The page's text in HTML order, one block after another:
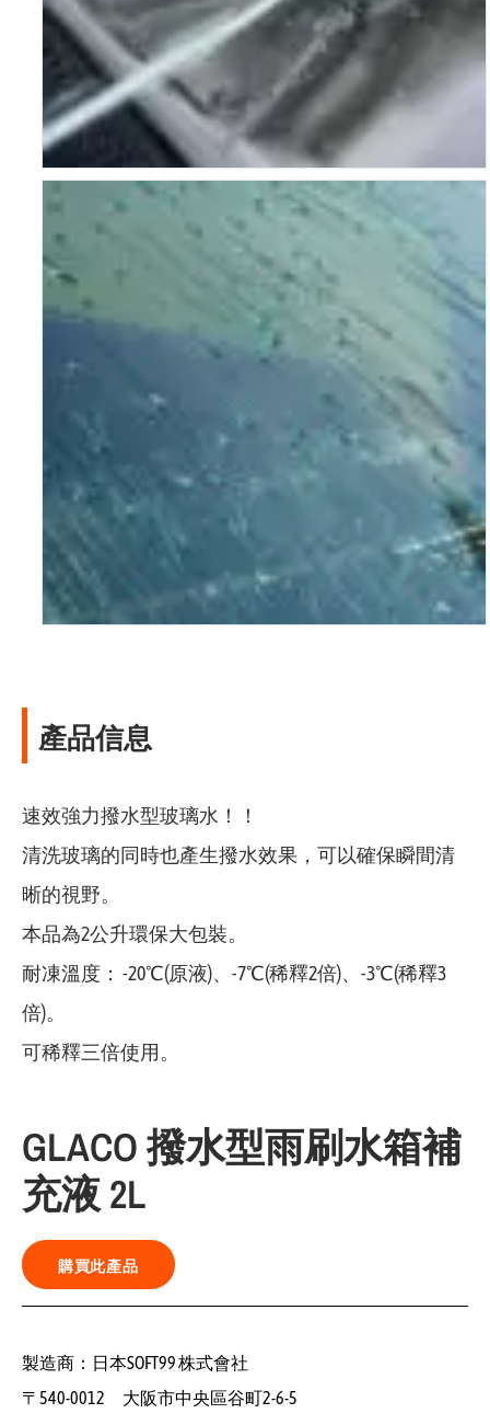
產品信息
速效強力撥水型玻璃水！！
清洗玻璃的同時也產生撥水效果，可以確保瞬間清
晰的視野。
本品為2公升環保大包裝。
耐凍溫度： -20℃(原液)、-7℃(稀釋2倍)、-3℃(稀釋3
倍)。
可稀釋三倍使用。
GLACO 撥水型雨刷水箱補
充液 2L
購買此產品
製造商：日本SOFT99 株式會社
〒540-0012 大阪市中央區谷町2-6-5